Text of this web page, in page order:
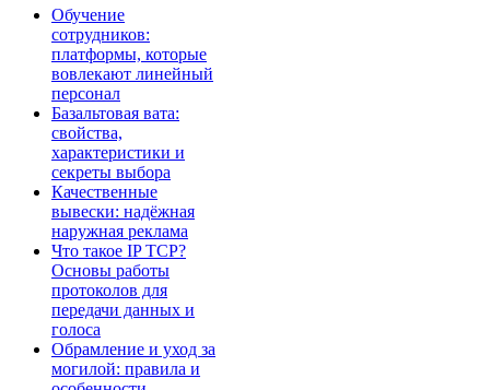
Обучение
сотрудников:
платформы, которые
вовлекают линейный
персонал
Базальтовая вата:
свойства,
характеристики и
секреты выбора
Качественные
вывески: надёжная
наружная реклама
Что такое IP TCP?
Основы работы
протоколов для
передачи данных и
голоса
Обрамление и уход за
могилой: правила и